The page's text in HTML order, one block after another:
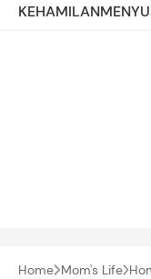
KEHAMILAN
Home Mom's Life